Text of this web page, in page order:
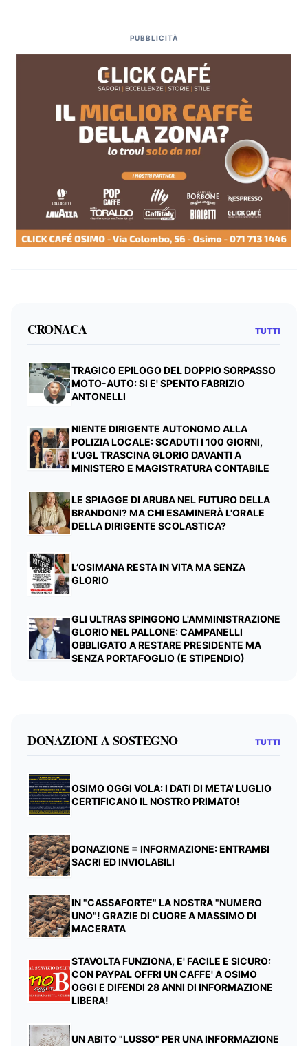
PUBBLICITÀ
CRONACA TUTTI
TRAGICO EPILOGO DEL DOPPIO SORPASSO
MOTO-AUTO: SI E' SPENTO FABRIZIO
ANTONELLI
NIENTE DIRIGENTE AUTONOMO ALLA
POLIZIA LOCALE: SCADUTI I 100 GIORNI,
L’UGL TRASCINA GLORIO DAVANTI A
MINISTERO E MAGISTRATURA CONTABILE
LE SPIAGGE DI ARUBA NEL FUTURO DELLA
BRANDONI? MA CHI ESAMINERÀ L'ORALE
DELLA DIRIGENTE SCOLASTICA?
L’OSIMANA RESTA IN VITA MA SENZA
GLORIO
GLI ULTRAS SPINGONO L'AMMINISTRAZIONE
GLORIO NEL PALLONE: CAMPANELLI
OBBLIGATO A RESTARE PRESIDENTE MA
SENZA PORTAFOGLIO (E STIPENDIO)
DONAZIONI A SOSTEGNO TUTTI
OSIMO OGGI VOLA: I DATI DI META' LUGLIO
CERTIFICANO IL NOSTRO PRIMATO!
DONAZIONE = INFORMAZIONE: ENTRAMBI
SACRI ED INVIOLABILI
IN "CASSAFORTE" LA NOSTRA "NUMERO
UNO"! GRAZIE DI CUORE A MASSIMO DI
MACERATA
STAVOLTA FUNZIONA, E' FACILE E SICURO:
CON PAYPAL OFFRI UN CAFFE' A OSIMO
OGGI E DIFENDI 28 ANNI DI INFORMAZIONE
LIBERA!
UN ABITO "LUSSO" PER UNA INFORMAZIONE